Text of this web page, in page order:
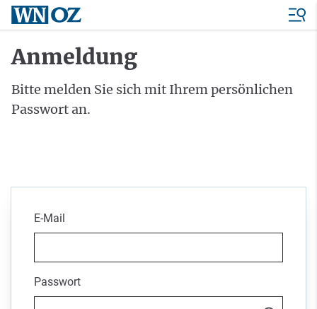
Anmeldung
Bitte melden Sie sich mit Ihrem persönlichen
Passwort an.
E-Mail
Passwort